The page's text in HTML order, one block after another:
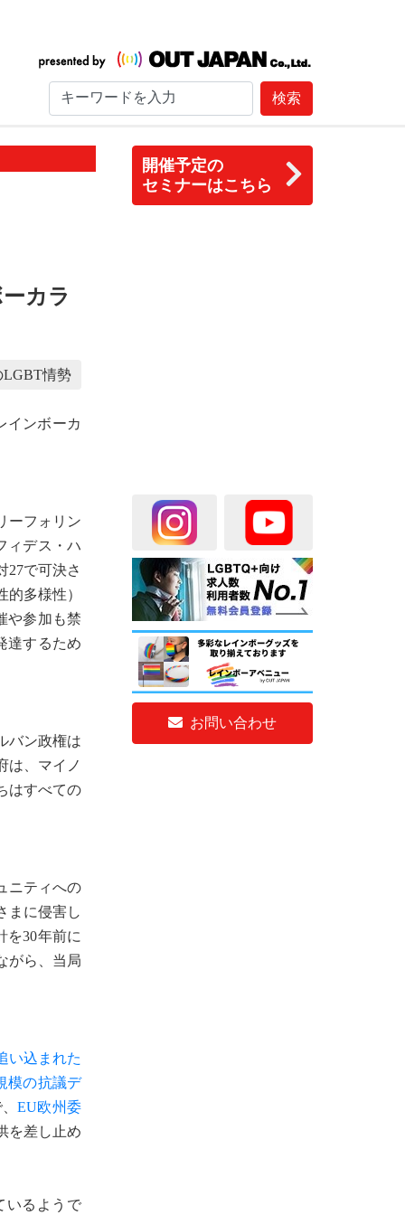
検索
開催予定の
セミナーはこちら
お問い合わせ
カラ
LGBT情勢
インボーカ
ーフォリン
ィデス・ハ
27で可決さ
多様性）
や参加も禁
達するため
バン政権は
は、マイノ
はすべての
ニティへの
まに侵害し
を30年前に
がら、当局
い込まれた
模の抗議デ
、EU欧州委
を差し止め
いるようで